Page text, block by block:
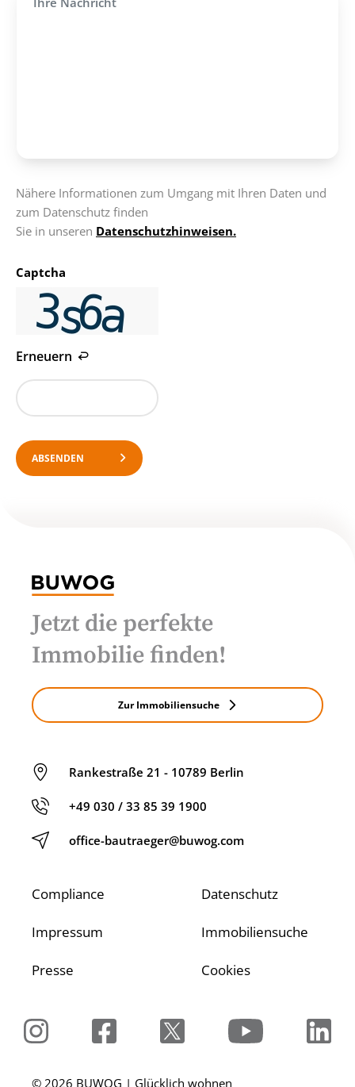
Nähere Informationen zum Umgang mit Ihren Daten und
zum Datenschutz finden
Sie in unseren Datenschutzhinweisen.
Captcha
Erneuern
ABSENDEN
Rankestraße 21 - 10789 Berlin
+49 030 / 33 85 39 1900
office-bautraeger@buwog.com
Compliance
Impressum
Presse
Datenschutz
Immobiliensuche
Cookies
Jetzt die perfekte
Immobilie finden!
Zur Immobiliensuche
© 2026 BUWOG | Glücklich wohnen